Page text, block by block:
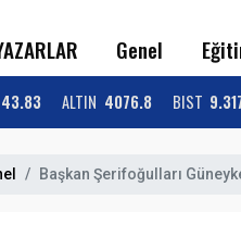
Genel
43.83 ALTIN 4076.8 BIST
Başkan Şerifoğulları